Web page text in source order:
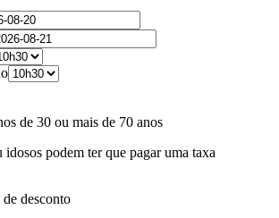
de 30 ou mais de 70 anos
podem ter que pagar uma taxa
desconto